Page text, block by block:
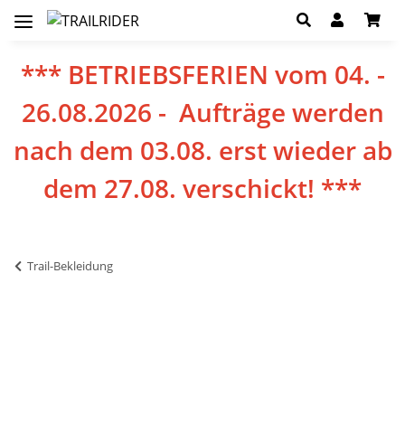
*** BETRIEBSFERIEN vom 04. -
26.08.2026 - Aufträge werden
nach dem 03.08. erst wieder ab
dem 27.08. verschickt! ***
Trail-Bekleidung